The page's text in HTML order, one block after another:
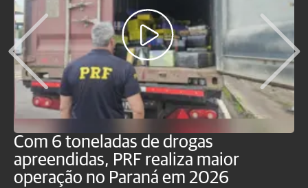
Com 6 toneladas de drogas
apreendidas, PRF realiza maior
operação no Paraná em 2026